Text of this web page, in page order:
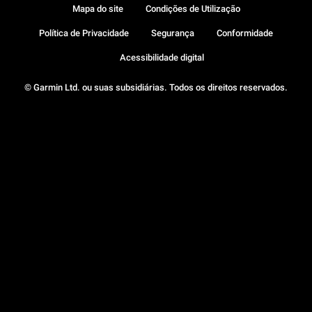
© Garmin Ltd. ou suas subsidiárias. Todos os direitos reservados.
Mapa do site Condições de Utilização
Política de Privacidade Segurança Conformidade
Acessibilidade digital